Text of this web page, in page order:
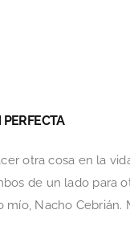
otra cosa en la
de un lado para
Nacho Cebrián.